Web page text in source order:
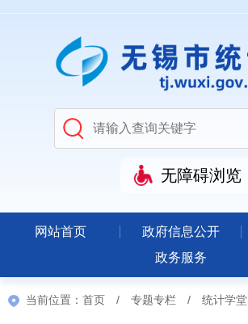
无障碍浏览
网站首页 政府信息公开
政务服务
当前位置： 首页 / 专题专栏 / 统计学堂